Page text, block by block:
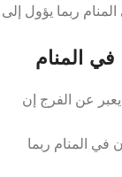
ربما يؤول إلى
المنام
عن الفرج إن
المنام ربما